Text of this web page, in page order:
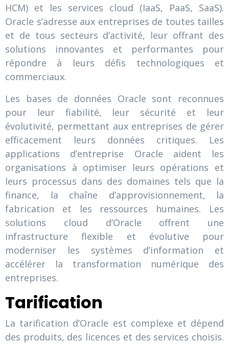
HCM) et les services cloud (IaaS, PaaS, SaaS).
Oracle s’adresse aux entreprises de toutes tailles
et de tous secteurs d’activité, leur offrant des
solutions innovantes et performantes pour
répondre à leurs défis technologiques et
commerciaux.
Les bases de données Oracle sont reconnues
pour leur fiabilité, leur sécurité et leur
évolutivité, permettant aux entreprises de gérer
efficacement leurs données critiques. Les
applications d’entreprise Oracle aident les
organisations à optimiser leurs opérations et
leurs processus dans des domaines tels que la
finance, la chaîne d’approvisionnement, la
fabrication et les ressources humaines. Les
solutions cloud d’Oracle offrent une
infrastructure flexible et évolutive pour
moderniser les systèmes d’information et
accélérer la transformation numérique des
entreprises.
Tarification
La tarification d’Oracle est complexe et dépend
des produits, des licences et des services choisis.